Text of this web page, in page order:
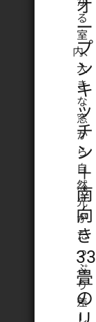
オ
ー
プ
ン
キ
ッ
チ
ン
＋
南
向
き
33
畳
の